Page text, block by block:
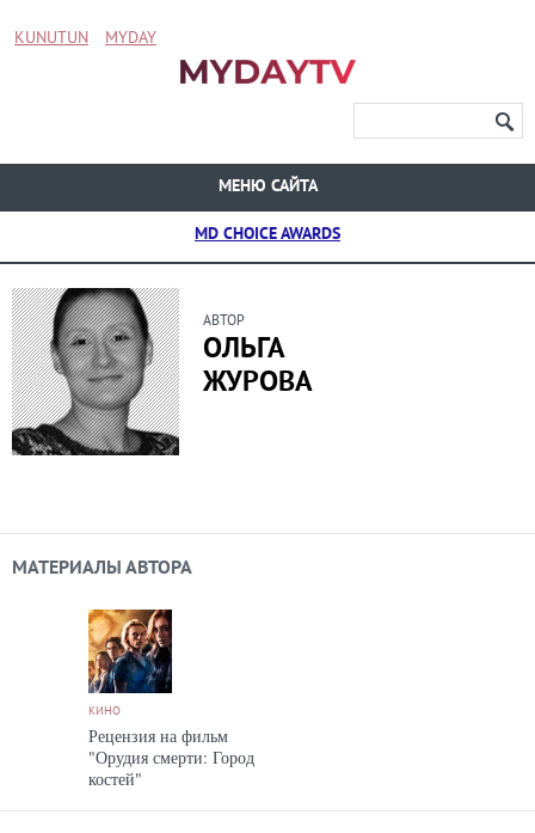
KUNUTUN MYDAY
МЕНЮ САЙТА
MD CHOICE AWARDS
АВТОР
ОЛЬГА
ЖУРОВА
МАТЕРИАЛЫ АВТОРА
КИНО
Рецензия на фильм
"Орудия смерти: Город
костей"